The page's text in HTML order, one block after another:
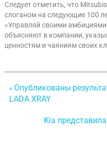
Следует отметить, что
слоганом на следующие 100
«Управляй своими
объясняют в компании,
ценностям и чаяниям своих
« Опубликованы
LADA XRAY
Kia